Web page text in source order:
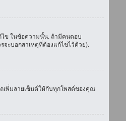
ไข ในข้อความนั้น. ถ้ามีคนตอบ
ะบอกสาเหตุที่ต้องแก้ไขไว้ด้วย).
เพิ่มลายเซ็นต์ให้กับทุกโพสต์ของคุณ